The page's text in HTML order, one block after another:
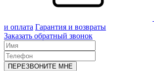
и оплата Гарантия и возвраты
Заказать обратный звонок
ПЕРЕЗВОНИТЕ МНЕ